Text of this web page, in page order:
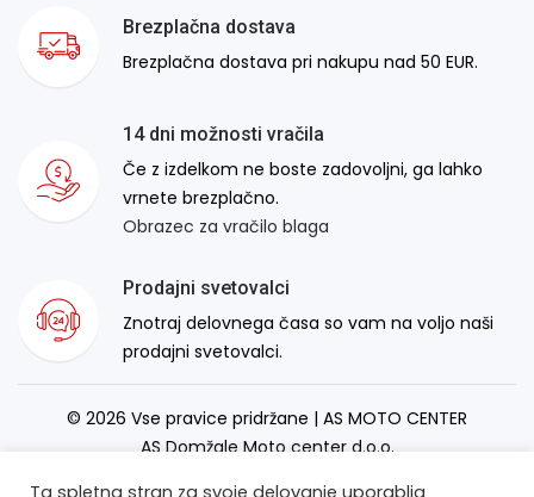
Brezplačna dostava
Brezplačna dostava pri nakupu nad 50 EUR.
14 dni možnosti vračila
Če z izdelkom ne boste zadovoljni, ga lahko
vrnete brezplačno.
Obrazec za vračilo blaga
Prodajni svetovalci
Znotraj delovnega časa so vam na voljo naši
prodajni svetovalci.
© 2026 Vse pravice pridržane | AS MOTO CENTER
AS Domžale Moto center d.o.o.
Ta spletna stran za svoje delovanje uporablja